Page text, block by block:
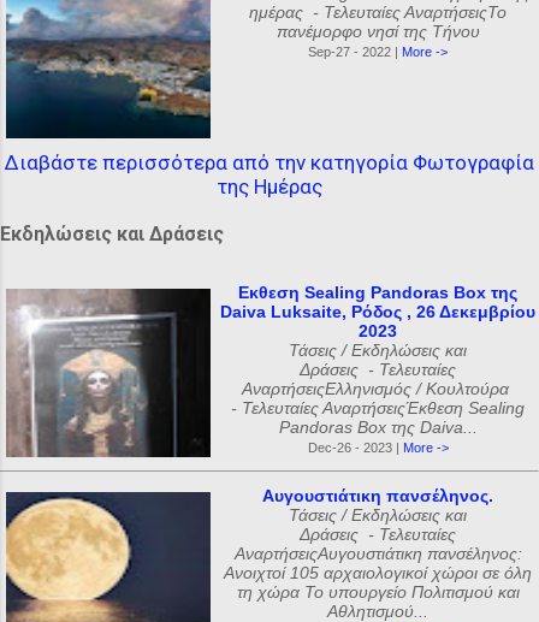
ημέρας - Τελευταίες ΑναρτήσειςΤο
πανέμορφο νησί της Τήνου
Sep-27 - 2022 | More ->
Διαβάστε περισσότερα από την κατηγορία Φωτογραφία
της Ημέρας
Εκδηλώσεις και Δράσεις
Εκθεση Sealing Pandoras Box της
Daiva Luksaite, Ρόδος , 26 Δεκεμβρίου
2023
Τάσεις / Εκδηλώσεις και
Δράσεις - Τελευταίες
ΑναρτήσειςΕλληνισμός / Κουλτούρα
- Τελευταίες ΑναρτήσειςΈκθεση Sealing
Pandoras Box της Daiva...
Dec-26 - 2023 | More ->
Αυγουστιάτικη πανσέληνος.
Τάσεις / Εκδηλώσεις και
Δράσεις - Τελευταίες
ΑναρτήσειςΑυγουστιάτικη πανσέληνος:
Ανοιχτοί 105 αρχαιολογικοί χώροι σε όλη
τη χώρα Το υπουργείο Πολιτισμού και
Αθλητισμού...